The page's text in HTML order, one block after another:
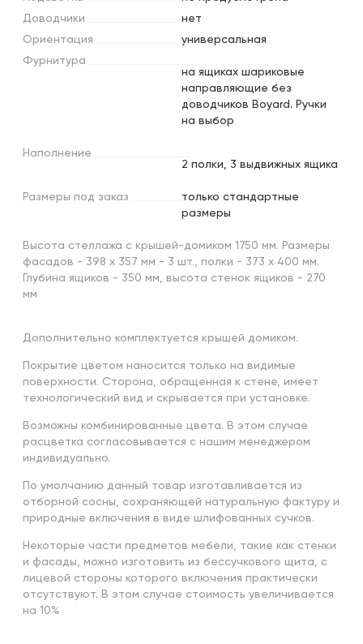
Доводчики
нет
Ориентация
универсальная
Фурнитура
на ящиках шариковые
направляющие без
доводчиков Boyard. Ручки
на выбор
Наполнение
2 полки, 3 выдвижных ящика
Размеры под заказ
только стандартные
размеры
Высота стеллажа с крышей-домиком 1750 мм. Размеры
фасадов - 398 х 357 мм - 3 шт., полки - 373 х 400 мм.
Глубина ящиков - 350 мм, высота стенок ящиков - 270
мм
Дополнительно комплектуется крышей домиком.
Покрытие цветом наносится только на видимые
поверхности. Сторона, обращенная к стене, имеет
технологический вид и скрывается при установке.
Возможны комбинированные цвета. В этом случае
расцветка согласовывается с нашим менеджером
индивидуально.
По умолчанию данный товар изготавливается из
отборной сосны, сохраняющей натуральную фактуру и
природные включения в виде шлифованных сучков.
Некоторые части предметов мебели, такие как стенки
и фасады, можно изготовить из бессучкового щита, с
лицевой стороны которого включения практически
отсутствуют. В этом случае стоимость увеличивается
на 10%